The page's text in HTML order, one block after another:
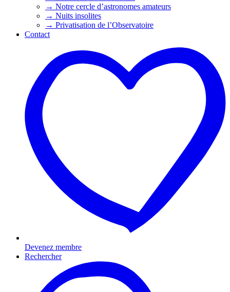
→ Notre cercle d’astronomes amateurs
→ Nuits insolites
→ Privatisation de l’Observatoire
Contact
Devenez membre
Rechercher